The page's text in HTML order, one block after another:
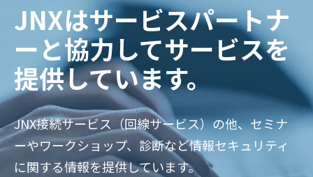
JNXはサービスパートナ
ーと協力してサービスを
提供しています。
JNX接続サービス（回線サービス）の他、セミナ
ーやワークショップ、診断など情報セキュリティ
に関する情報を提供しています。